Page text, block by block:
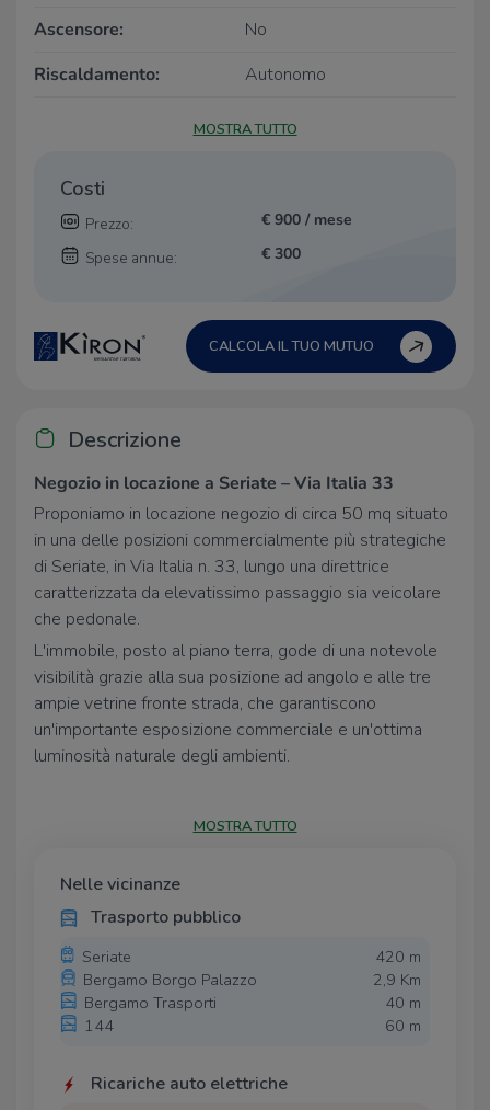
Ascensore:
No
Riscaldamento:
Autonomo
MOSTRA TUTTO
Costi
Prezzo:
€ 900 / mese
Spese annue:
€ 300
CALCOLA IL TUO MUTUO
Descrizione
Negozio in locazione a Seriate – Via Italia 33
Proponiamo in locazione negozio di circa 50 mq situato
in una delle posizioni commercialmente più strategiche
di Seriate, in Via Italia n. 33, lungo una direttrice
caratterizzata da elevatissimo passaggio sia veicolare
che pedonale.
L'immobile, posto al piano terra, gode di una notevole
visibilità grazie alla sua posizione ad angolo e alle tre
ampie vetrine fronte strada, che garantiscono
un'importante esposizione commerciale e un'ottima
luminosità naturale degli ambienti.
tipologie di attività commerciali, professionali o di
esclusivo situati all'interno della corte privata, elemento
particolarmente raro e ricercato in una zona così
centrale e servita.
Le spese condominiali sono contenute, pari a circa €
300 annui.
principali servizi, attività commerciali, istituti bancari,
MOSTRA TUTTO
Nelle vicinanze
Trasporto pubblico
Seriate
420 m
Bergamo Borgo Palazzo
2,9 Km
Bergamo Trasporti
40 m
144
60 m
Ricariche auto elettriche